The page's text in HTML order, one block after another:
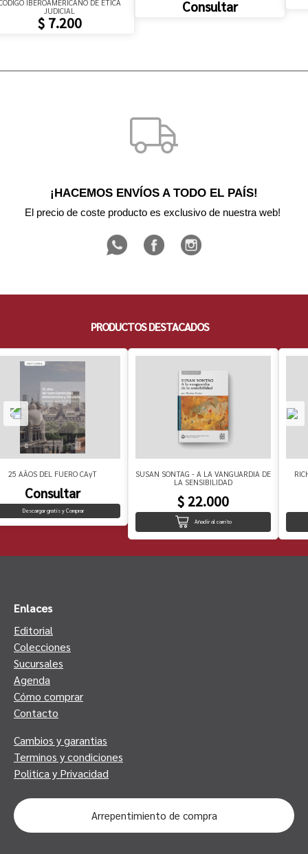
IBEROAMERICANO DE ETICA
JUDICIAL
$ 7.200
Consultar
¡HACEMOS ENVÍOS A TODO EL PAÍS!
El precio de coste producto es exclusivo de nuestra web!
PRODUCTOS DESTACADOS
25 AÃOS DEL FUERO CAyT
Consultar
Descargar gratis y Comprar
SUSAN SONTAG - A LA VANGUARDIA DE
LA SENSIBILIDAD
$ 22.000
Añadir al carrito
Enlaces
Editorial
Colecciones
Sucursales
Agenda
Cómo comprar
Contacto
Cambios y garantias
Terminos y condiciones
Politica y Privacidad
Arrepentimiento de compra